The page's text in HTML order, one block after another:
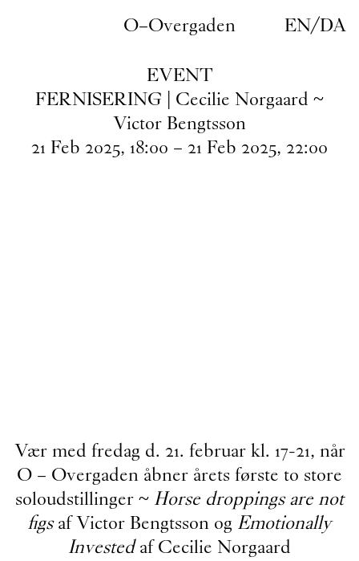
O–Overgaden EN/DA
EVENT
FERNISERING | Cecilie Norgaard ~
Victor Bengtsson
21 Feb 2025, 18:00 – 21 Feb 2025, 22:00
Vær med fredag d. 21. februar kl. 17-21, når
O – Overgaden åbner årets første to store
soloudstillinger ~ Horse droppings are not
figsaf Victor Bengtsson og Emotionally
Investedaf Cecilie Norgaard